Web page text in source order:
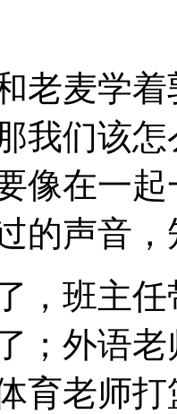
麦学着
我们该
像在一
的声音
班主任
；外语
育老师